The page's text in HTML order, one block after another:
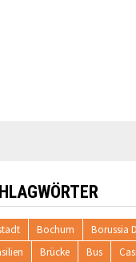
Bochum
Borussia
Brücke Bus